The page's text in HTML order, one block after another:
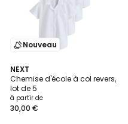
Nouveau
NEXT
Chemise d'école à col revers,
lot de 5
à partir de
30,00 €